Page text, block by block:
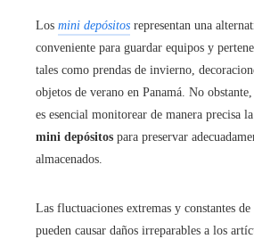
Los mini depósitos representan una
conveniente para guardar equipos y
tales como prendas de invierno,
objetos de verano en Panamá. No
es esencial monitorear de manera precisa la
mini depósitos para preservar
almacenados.
Las fluctuaciones extremas y constantes
pueden causar daños irreparables a los